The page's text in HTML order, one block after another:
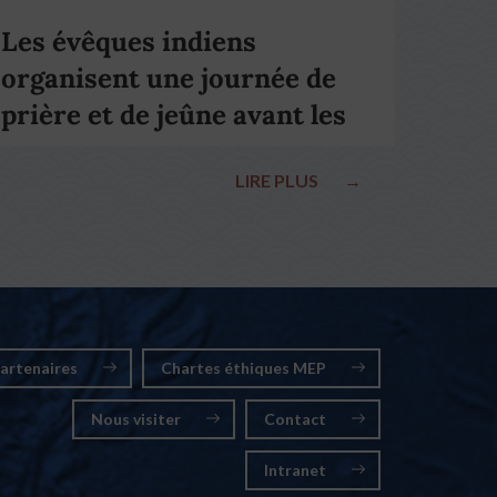
Les évêques indiens
organisent une journée de
prière et de jeûne avant les
LIRE PLUS →
Chartes éthiques MEP
Nous visiter Contact
Intranet